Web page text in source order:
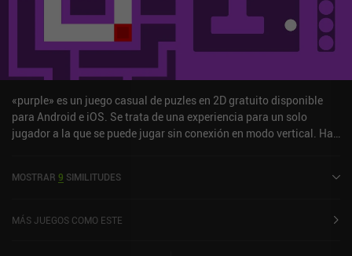
«purple» es un juego casual de puzles en 2D gratuito disponible
para Android e iOS. Se trata de una experiencia para un solo
jugador a la que se puede jugar sin conexión en modo vertical. Ha
actualmente una puntuación de 4,4 sobre 5,0 en Google Play y de
MOSTRAR 9 SIMILITUDES
MÁS JUEGOS COMO ESTE